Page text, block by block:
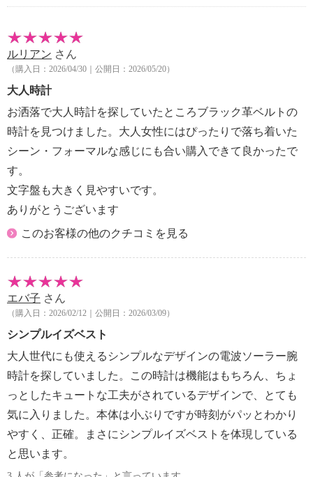
【駆動方式】
【保証（有無）、保証期間】
・あり：メーカー保証書（１年）
【保証書以外の同梱物】
・取扱説明書（兼保証書）
・時計が止まったり、動きがおかしいな？と思ったら
・電波の受信場所の設定
・秒針の動きについて
【型番】
・ＳＨＷ−５３００
【原産国（地）】
・ムーブメント組立地：中国
・バンド製造国：中国
ルリアン さん
（購入日：2026/04/30｜公開日：2026/05/20）
大人時計
お洒落で大人時計を探していたところブラック革ベルトの
時計を見つけました。大人女性にはぴったりで落ち着いた
シーン・フォーマルな感じにも合い購入できて良かったで
す。
文字盤も大きく見やすいです。
ありがとうございます
このお客様の他のクチコミを見る
エバ子 さん
（購入日：2026/02/12｜公開日：2026/03/09）
シンプルイズベスト
大人世代にも使えるシンプルなデザインの電波ソーラー腕
時計を探していました。この時計は機能はもちろん、ちょ
っとしたキュートな工夫がされているデザインで、とても
気に入りました。本体は小ぶりですが時刻がパッとわかり
やすく、正確。まさにシンプルイズベストを体現している
と思います。